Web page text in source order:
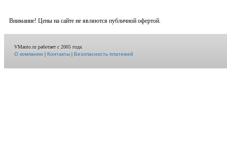
Внимание! Цены на сайте не являются публичной офертой.
VMauto.ru работает с 2005 года.
О компании|Контакты|Безопасность платежей